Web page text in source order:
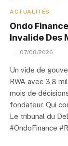
ACTUALITÉS
Ondo
Invalide Des
07/08/2026
Un vide de
RWA avec 3,8
mois de
fondateur. Qui
Le tribunal du
#OndoFinance